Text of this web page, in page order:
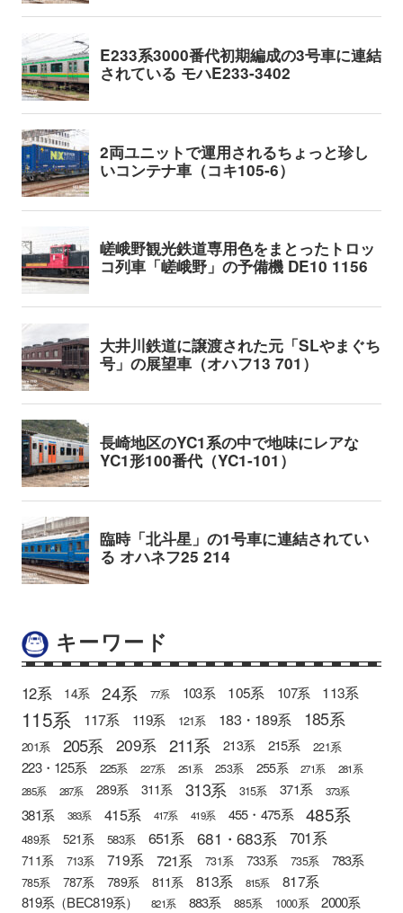
キーワード
12系 14系 24系 77系 103系 105系 107系 113系
115系 117系 119系 121系 183・189系 185系
201系 205系 209系 211系 213系 215系 221系
223・125系 225系 227系 251系 253系 255系 271系
281系
285系
287系 289系 311系 313系 315系 371系 373系
381系 383系 415系 417系 419系 455・475系 485系
489系 521系 583系 651系 681・683系 701系
711系 713系 719系 721系 731系 733系 735系 783系
785系 787系 789系 811系 813系 815系 817系
819系（BEC819系） 821系 883系 885系 1000系 2000系